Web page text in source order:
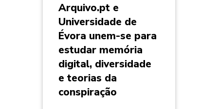
Arquivo.pt e
Universidade de
Évora unem-se para
estudar memória
digital, diversidade
e teorias da
conspiração